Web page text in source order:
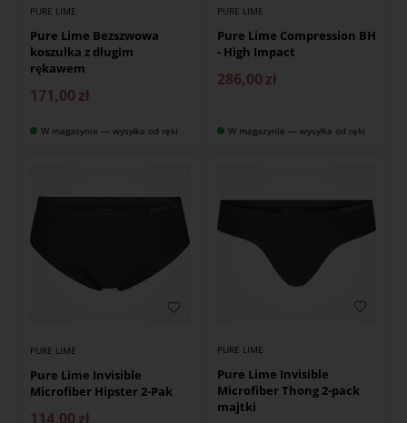
PURE LIME
Pure Lime Bezszwowa
koszulka z długim
rękawem
171,00 zł
W magazynie — wysyłka od ręki
PURE LIME
Pure Lime Compression BH
- High Impact
286,00 zł
W magazynie — wysyłka od ręki
PURE LIME
Pure Lime Invisible
Microfiber Hipster 2-Pak
114,00 zł
PURE LIME
Pure Lime Invisible
Microfiber Thong 2-pack
majtki